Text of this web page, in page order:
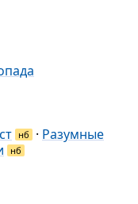
нб · Разумные
нб